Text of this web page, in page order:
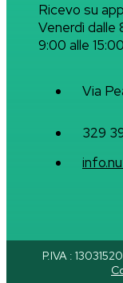
Ricevo su
Venerdì dalle
9:00 alle 15:00
Via
329
P.IVA :